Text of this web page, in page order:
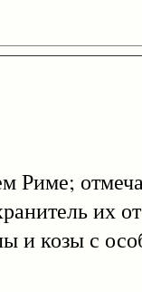
Риме;
их
и козы с